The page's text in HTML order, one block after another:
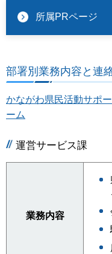
所属PRページ
部署別業務内容と連
かながわ県民活動サポ
ーム
運営サービス課
業務内容